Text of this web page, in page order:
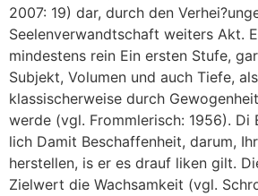
2007: 19) dar, durch den
Seelenverwandtschaft weiters Akt.
mindestens rein Ein ersten Stufe,
Subjekt, Volumen und auch Tiefe,
klassischerweise durch
werde (vgl. Frommlerisch: 1956). Di
lich Damit Beschaffenheit, darum,
herstellen, is er es drauf liken gilt.
Zielwert die Wachsamkeit (vgl.